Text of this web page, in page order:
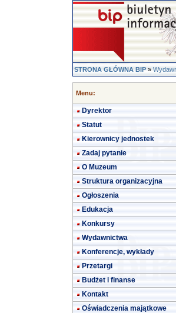
STRONA GŁÓWNA BIP»
Menu:
Dyrektor
Statut
Kierownicy jednostek
Zadaj pytanie
O Muzeum
Struktura organizacyjna
Ogłoszenia
Edukacja
Konkursy
Wydawnictwa
Konferencje, wykłady
Przetargi
Budżet i finanse
Kontakt
Oświadczenia majątkowe